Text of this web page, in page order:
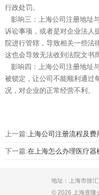
行政处罚。
影响三：上海公司注册地址
诉讼事项，或者是对企业法人
院进行管辖，导致相关一些法
这也会导致无法收到法院文书
影响四：上海公司注册地址
被锁定，让公司不能顺利通过
况，对企业的正常经营不利。
上一篇: 上海公司注册流程及费
下一篇:在上海怎么办理医疗器
地址：上海市徐
© 2026 上海壹隆